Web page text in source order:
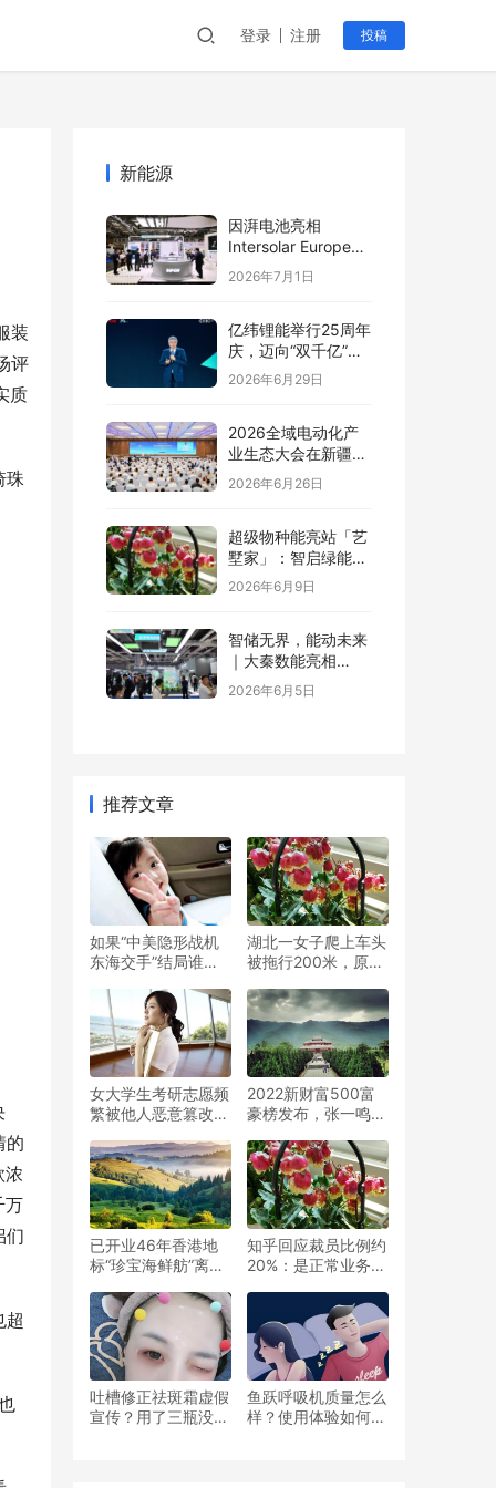
登录 注册 投稿
装
评
质
珠
的
浓
万
们
超
新能源
因湃电池亮相
Intersolar Europe
2026:以车规级安全
推动全球储能产业标
2026年7月1日
亿纬锂能举行25周年
庆，迈向“双千亿”新
阶段
2026年6月29日
2026全域电动化产
业生态大会在新疆塔
城盛大开幕
2026年6月26日
超级物种能亮站「艺
墅家」：智启绿能，
省钱又增值
2026年6月9日
智储无界，能动未来
｜大秦数能亮相
SNEC，以全场景储
能方案诠释“智储”新
2026年6月5日
推荐文章
如果“中美隐形战机
东海交手”结局谁会
湖北一女子爬上车头
被拖行200米，原因
突，已自行协商好了
女大学生考研志愿频
繁被他人恶意篡改，
2022新财富500富
豪榜发布，张一鸣、
十，马云离开前十
已开业46年香港地
标“珍宝海鲜舫”离港
域翻沉，无船员受伤
知乎回应裁员比例约
20%：是正常业务和
吐槽修正祛斑霜虚假
宣传？用了三瓶没有
鱼跃呼吸机质量怎么
样？使用体验如何?-